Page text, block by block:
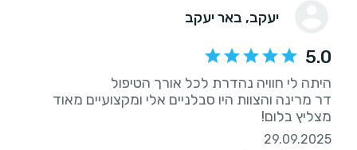
יעקב, באר יעקב
5.0
דר מרינה והצוות היו סבלניים אלי ומקצועיים מאוד
מצליץ בלום!
29.09.2025